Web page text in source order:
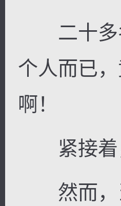
二十多名
个人而已
啊！
紧接着
然而，当